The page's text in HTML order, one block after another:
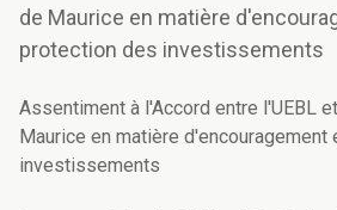
de Maurice en matière
protection des investissements
Assentiment à l'Accord entre l'UEBL
Maurice en matière
investissements